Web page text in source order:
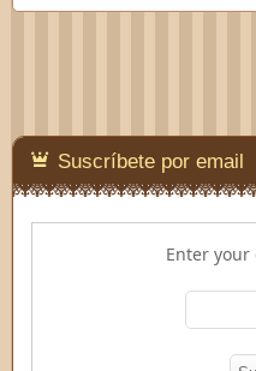
Suscríbete por email
Enter your